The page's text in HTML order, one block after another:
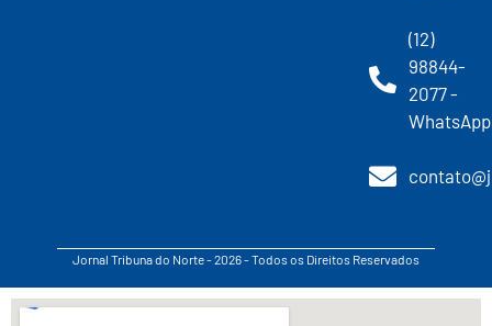
(12)
98844-
2077 -
WhatsApp
Jornal Tribuna do Norte - 2026 - Todos os Direitos Reservados